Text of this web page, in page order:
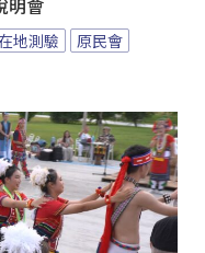
明會
地測驗
原民會